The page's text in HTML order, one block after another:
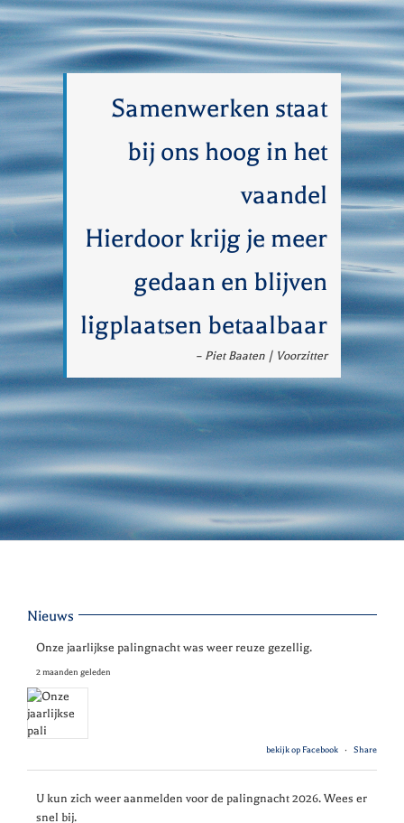
Samenwerken staat
bij ons hoog in het
vaandel
Hierdoor krijg je meer
gedaan en blijven
ligplaatsen betaalbaar
– Piet Baaten | Voorzitter
Nieuws
Onze jaarlijkse palingnacht was weer reuze gezellig.
2 maanden geleden
bekijk op Facebook · Share
U kun zich weer aanmelden voor de palingnacht 2026. Wees er
snel bij.